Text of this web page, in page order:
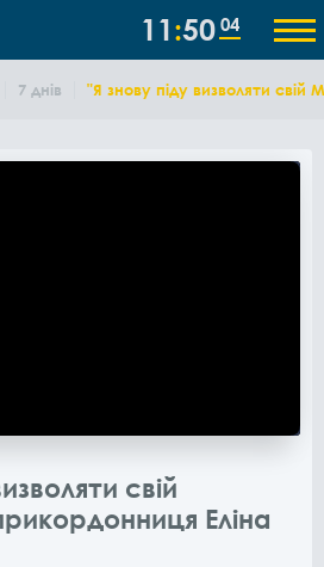
11 50 04
7 днів "Я знову піду визволяти
свій
Еліна